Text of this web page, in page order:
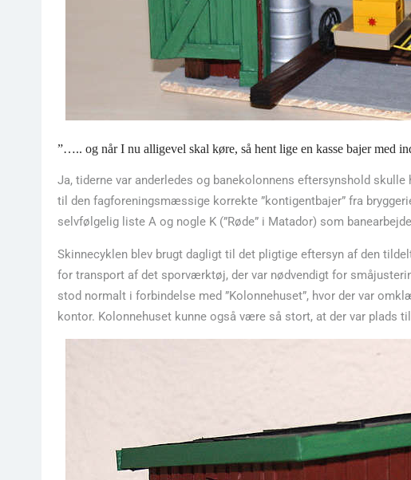
”….. og når I nu alligevel skal køre, så hent lige en kasse bajer med
Ja, tiderne var anderledes og banekolonnens eftersynshold
til den fagforeningsmæssige korrekte ”kontigentbajer” fra
selvfølgelig liste A og nogle K (”Røde” i Matador) som
Skinnecyklen blev brugt dagligt til det pligtige eftersyn af den
for transport af det sporværktøj, der var nødvendigt for
stod normalt i forbindelse med ”Kolonnehuset”, hvor der var
kontor. Kolonnehuset kunne også være så stort, at der var plads